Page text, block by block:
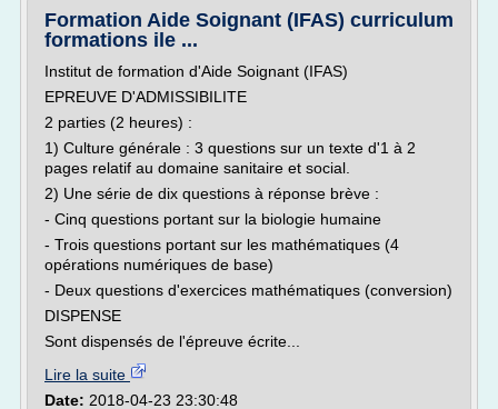
Formation Aide Soignant (IFAS) curriculum
formations ile ...
Institut de formation d'Aide Soignant (IFAS)
EPREUVE D'ADMISSIBILITE
2 parties (2 heures) :
1) Culture générale : 3 questions sur un texte d'1 à 2
pages relatif au domaine sanitaire et social.
2) Une série de dix questions à réponse brève :
- Cinq questions portant sur la biologie humaine
- Trois questions portant sur les mathématiques (4
opérations numériques de base)
- Deux questions d'exercices mathématiques (conversion)
DISPENSE
Sont dispensés de l'épreuve écrite...
Lire la suite
Date: 2018-04-23 23:30:48